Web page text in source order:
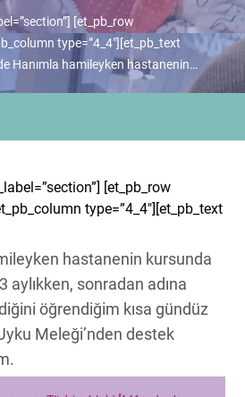
[et_pb_row
Hanımla hamileyken hastanenin
3 aylıkken, sonradan adına felaket
kısa...
[et_pb_row
type=”4_4″][et_pb_text
hastanenin kursunda
3 aylıkken, sonradan adına
öğrendiğim kısa gündüz
Meleği’nden destek